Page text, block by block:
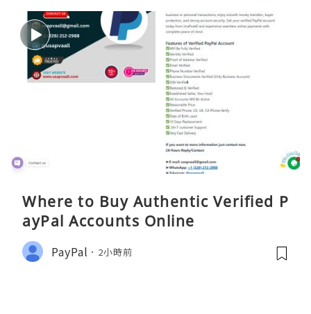
Where to Buy Authentic Verified P
ayPal Accounts Online
PayPal 2小時前